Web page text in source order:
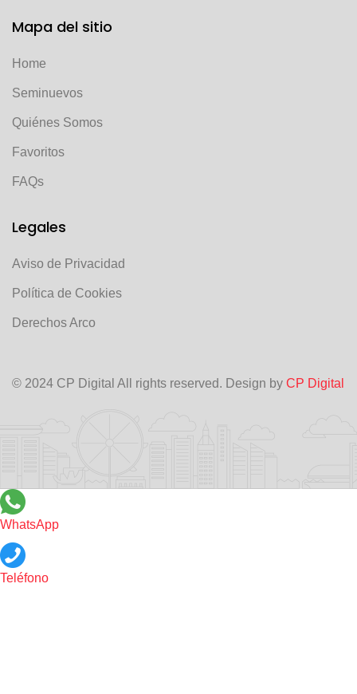
Mapa del sitio
Home
Seminuevos
Quiénes Somos
Favoritos
FAQs
Legales
Aviso de Privacidad
Política de Cookies
Derechos Arco
© 2024 CP Digital All rights reserved. Design by CP Digital
WhatsApp
Teléfono